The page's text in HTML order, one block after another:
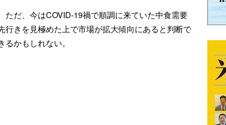
だ、今はCOVID-19禍で順調に来ていた中食需要
行きを見極めた上で市場が拡大傾向にあると判断で
かもしれない。